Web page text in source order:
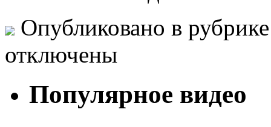
Опубликовано в
отключены
Популярное видео